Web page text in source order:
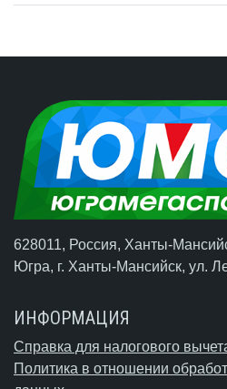
628011, Россия, Ханты-
Югра, г. Ханты-Мансийск, ул.
ИНФОРМАЦИЯ
Справка для налогового
Политика в отношении